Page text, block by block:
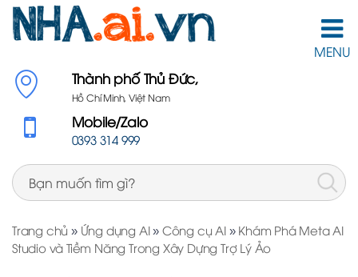
MENU
Thành phố Thủ Đức,
Hồ Chí Minh, Việt Nam
Mobile/Zalo
0393 314 999
Trang chủ » Ứng dụng AI» Công cụ AI» Khám Phá Meta AI
Studio và Tiềm Năng Trong Xây Dựng Trợ Lý Ảo